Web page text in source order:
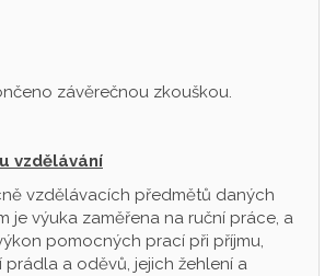
závěrečnou zkouškou.
vzdělávání
vzdělávacích předmětů daných
je výuka zaměřena na ruční práce, a
pomocných prací při příjmu,
prádla a oděvů, jejich žehlení a